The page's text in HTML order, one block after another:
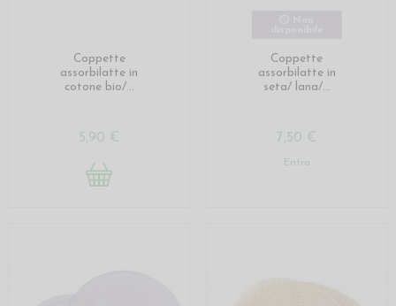
Coppette
assorbilatte in
cotone bio/...
5,90 €
Coppette
assorbilatte in
seta/ lana/...
7,50 €
Entra